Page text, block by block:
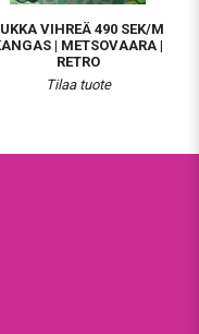
VIHREÄ 490 SEK/M
| METSOVAARA |
RETRO
Tilaa tuote